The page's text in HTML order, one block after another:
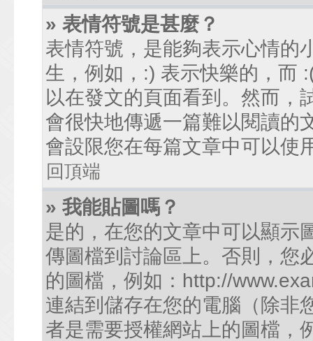
» 表情符號是甚麼？
表情符號，是能夠表示心情的
生，例如，:) 表示快樂的，而
以在發文的頁面看到。然而，
會很快地傳遞一篇難以閱讀的
會設限您在每篇文章中可以使
回頂端
» 我能貼圖嗎？
是的，在您的文章中可以顯示
傳圖檔到討論區上。否則，您
的圖檔，例如：http://
連結到儲存在您的電腦（除非
者是需要授權網站上的圖檔，